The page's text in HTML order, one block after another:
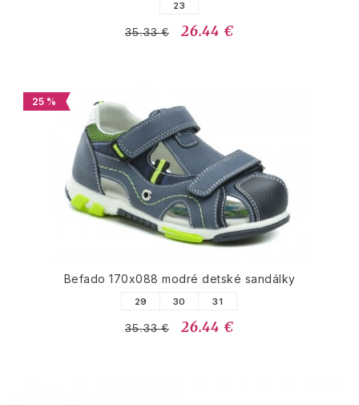
23
35.33 € 26.44 €
25 %
Befado 170x088 modré detské sandálky
29 30 31
35.33 € 26.44 €